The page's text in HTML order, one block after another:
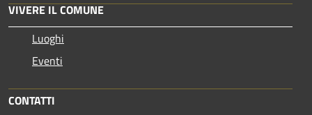
VIVERE IL COMUNE
Luoghi
Eventi
CONTATTI